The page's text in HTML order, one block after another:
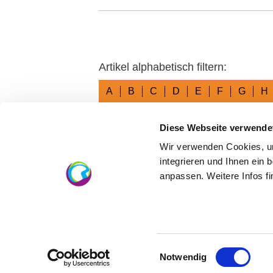
Diese Webseite
Wir verwenden Cookies,
integrieren und Ihnen ein
anpassen. Weitere Infos
Einwilligungsauswahl
Notwendig
Artikel alphabetisch filtern:
A B C D E F G H